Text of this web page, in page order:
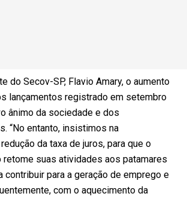
do Secov-SP, Flavio Amary, o aumento
lançamentos registrado em setembro
ânimo da sociedade e dos
“No entanto, insistimos na
da taxa de juros, para que o
suas atividades aos patamares
contribuir para a geração de emprego e
com o aquecimento da